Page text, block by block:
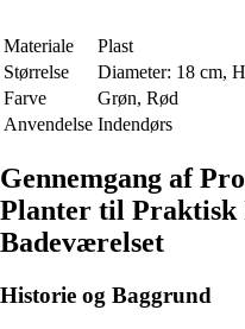
Materiale
Plast
Størrelse
Diameter: 18 cm,
Farve
Grøn, Rød
Anvendelse Indendørs
Gennemgang af
Planter til Praktisk
Badeværelset
Historie og Baggrund